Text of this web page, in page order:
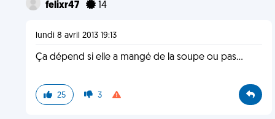
felixr47 14
lundi 8 avril 2013 19:13
Ça dépend si elle a mangé de la soupe ou pas...
25 3